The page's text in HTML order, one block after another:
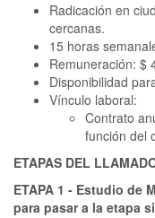
Radicación en
cercanas.
15 horas
Remuneración: $
Disponibilidad
Vínculo laboral:
Contrato
función del
ETAPAS DEL
ETAPA 1 - Estudio de
para pasar a la etapa